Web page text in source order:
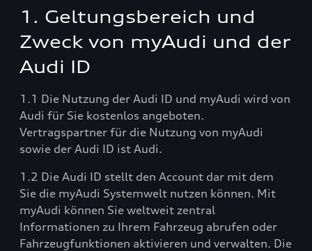
1. Geltungsbereich und
Zweck von myAudi und der
Audi ID
1.1 Die Nutzung der Audi ID und myAudi wird von
Audi für Sie kostenlos angeboten.
Vertragspartner für die Nutzung von myAudi
sowie der Audi ID ist Audi.
1.2 Die Audi ID stellt den Account dar mit dem
Sie die myAudi Systemwelt nutzen können. Mit
myAudi können Sie weltweit zentral
Informationen zu Ihrem Fahrzeug abrufen oder
Fahrzeugfunktionen aktivieren und verwalten. Die